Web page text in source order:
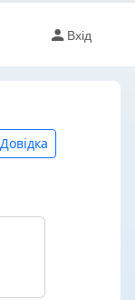
Вхід
Довідка